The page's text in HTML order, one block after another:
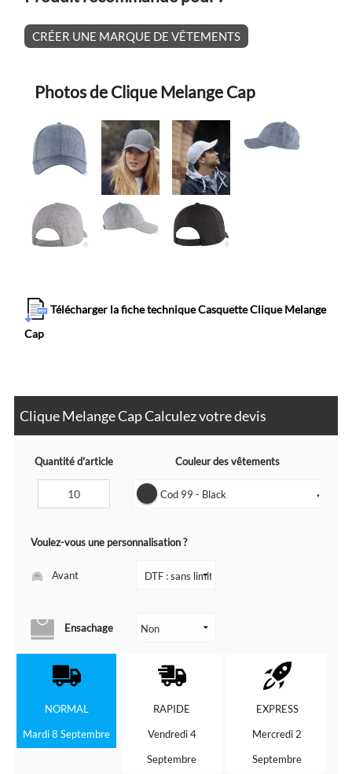
CRÉER UNE MARQUE DE VÊTEMENTS
Photos de Clique Melange Cap
Télécharger la fiche technique Casquette Clique Melange
Cap
Clique Melange Cap Calculez votre devis
Quantité d'article Couleur des vêtements
Cod 99 - Black ▼
Voulez-vous une personnalisation ?
Avant
Ensachage
NORMAL
Mardi 8 Septembre
RAPIDE
Vendredi 4
Septembre
EXPRESS
Mercredi 2
Septembre